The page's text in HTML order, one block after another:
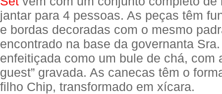
jantar para 4 pessoas. As peças têm
e bordas decoradas com o mesmo
encontrado na base da governanta
enfeitiçada como um bule de chá, com
guest” gravada. As canecas têm o
filho Chip, transformado em xícara.